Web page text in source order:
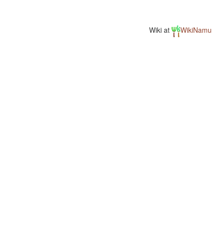
Wiki at WikiNamu